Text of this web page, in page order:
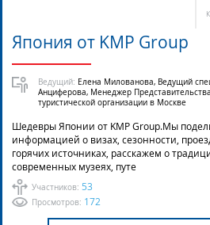
Участников: 53
Просмотров: 172
Япония от KMP Group
Ведущий: Елена Милованова, Ведущий
Анциферова, Менеджер
туристической организации в Москве
Шедевры Японии от KMP Group.Мы
информацией о визах, сезонности,
горячих источниках, расскажем о
современных музеях, путе